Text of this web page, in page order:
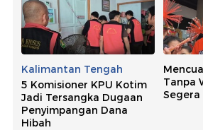
Kalimantan Tengah
5 Komisioner KPU Kotim
Jadi Tersangka Dugaan
Penyimpangan Dana
Hibah
Tanpa
Segera